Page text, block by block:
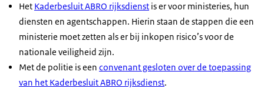
Het Kaderbesluit ABRO rijksdienst is er voor ministeries, hun
diensten en agentschappen. Hierin staan de stappen die een
ministerie moet zetten als er bij inkopen risico’s voor de
nationale veiligheid zijn.
Met de politie is een convenant gesloten over de toepassing
van het Kaderbesluit ABRO rijksdienst.